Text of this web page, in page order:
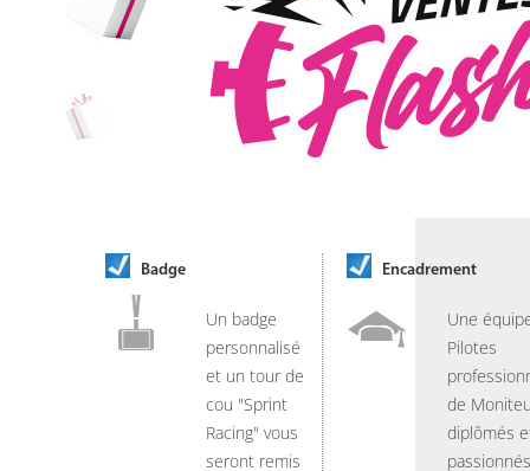
Badge
Un badge
personnalisé
et un tour de
cou "Sprint
Racing" vous
seront remis
Encadrement
Une
Pilotes
de
diplômés